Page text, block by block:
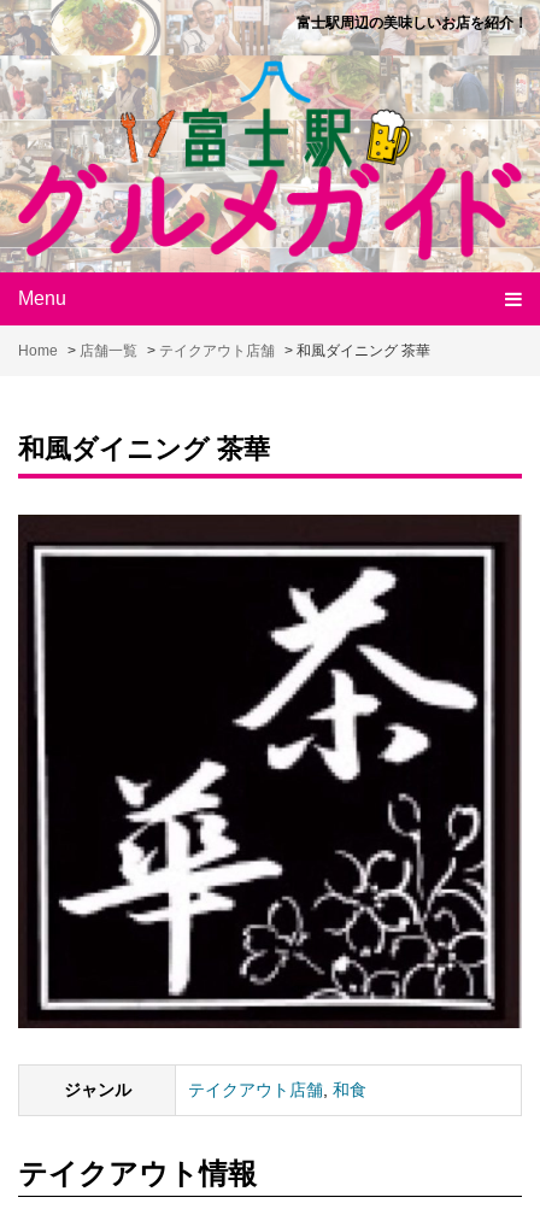
Skip
to
content
富士駅周辺の美味しいお店を紹介！
Menu
Home > 店舗一覧 > テイクアウト店舗 > 和風ダイニング 茶華
和風ダイニング 茶華
ジャンル テイクアウト店舗, 和食
テイクアウト情報